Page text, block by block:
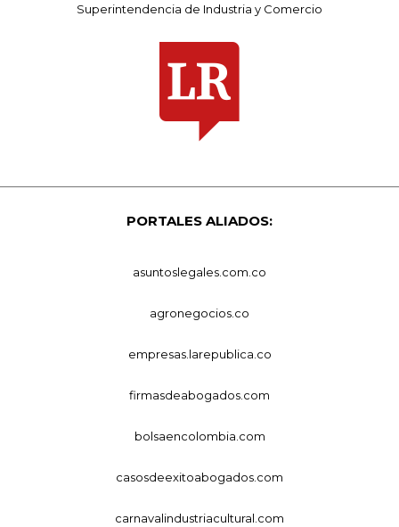
Superintendencia de Industria y Comercio
PORTALES ALIADOS:
asuntoslegales.com.co
agronegocios.co
empresas.larepublica.co
firmasdeabogados.com
bolsaencolombia.com
casosdeexitoabogados.com
carnavalindustriacultural.com